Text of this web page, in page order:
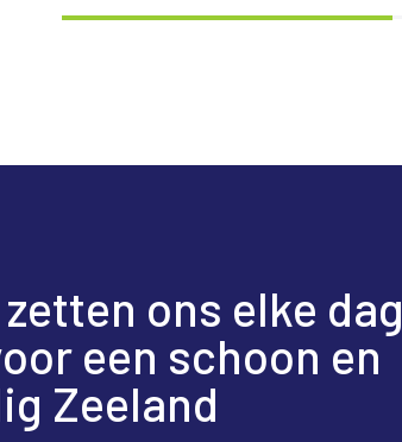
ons elke dag
een schoon en
Zeeland